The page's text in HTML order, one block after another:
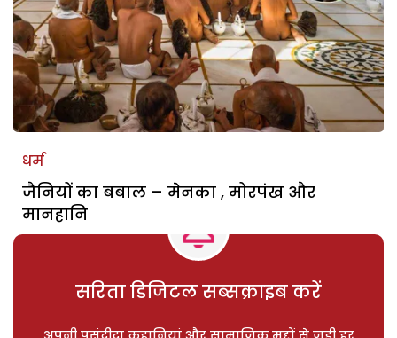
धर्म
जैनियों का बबाल – मेनका , मोरपंख और
मानहानि
सरिता डिजिटल सब्सक्राइब करें